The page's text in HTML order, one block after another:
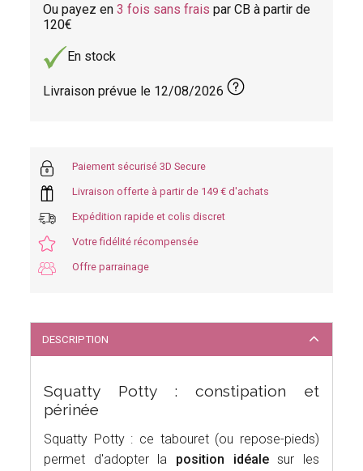
Ou payez en3 fois sans frais par CB à partir de
120
En stock
Livraison prévue le 12/08/2026
Paiement sécurisé 3D Secure
Livraison offerte à partir de 149 € d'achats
Expédition rapide et colis discret
Votre fidélité récompensée
Offre parrainage
DESCRIPTION
Squatty Potty : constipation et
périnée
Squatty Potty : ce tabouret (ou repose-pieds)
permet d'adopter la position idéalesur les